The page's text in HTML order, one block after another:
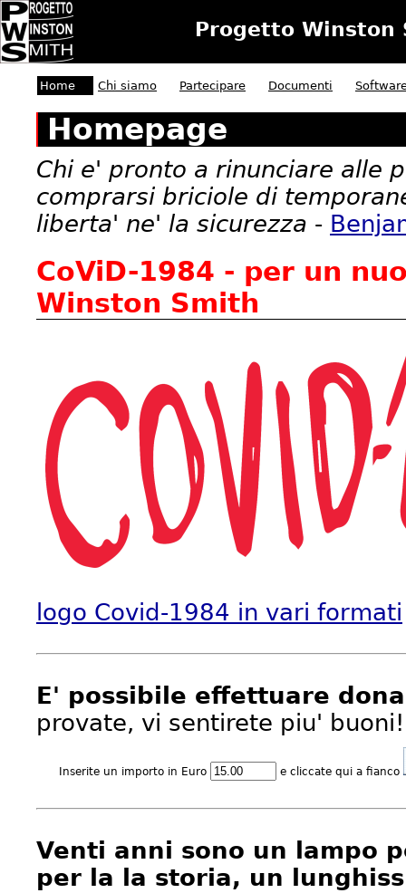
Progetto
Home Chi siamo Partecipare Documenti
Homepage
Chi e' pronto a rinunciare alle
comprarsi briciole di
liberta' ne' la sicurezza -
CoViD-1984 - per un
Winston Smith
logo Covid-1984 in vari formati
E' possibile effettuare
provate, vi sentirete piu' buoni!
Inserite un importo in Euro e cliccate qui a fianco
Venti anni sono un lampo
per la la storia, un